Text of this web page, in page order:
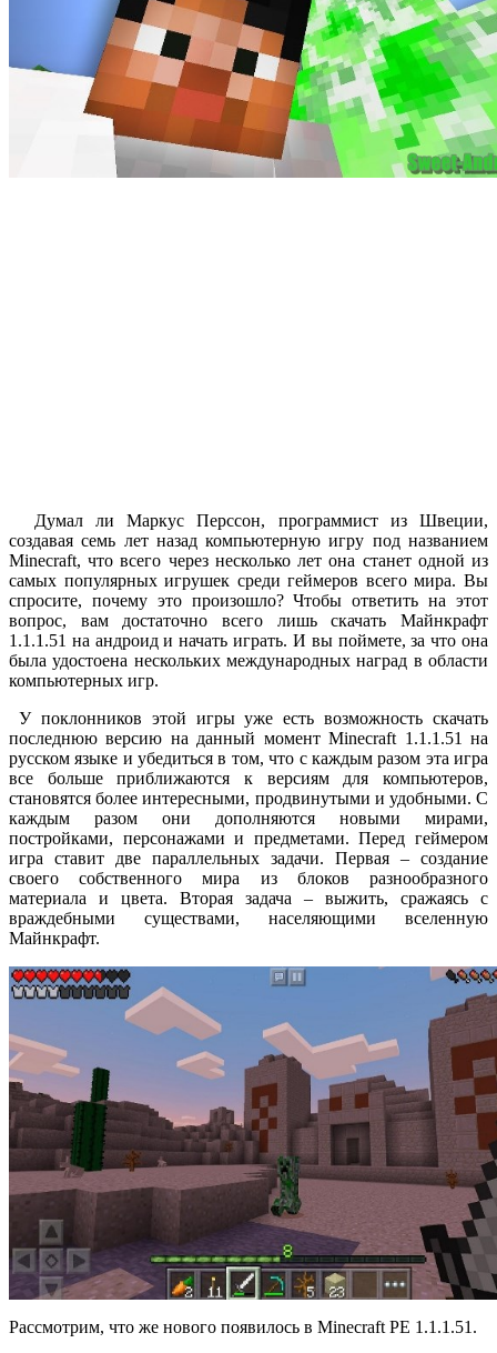
Думал ли Маркус Перссон, программист из Швеции,
создавая семь лет назад компьютерную игру под названием
Minecraft, что всего через несколько лет она станет одной из
самых популярных игрушек среди геймеров всего мира. Вы
спросите, почему это произошло? Чтобы ответить на этот
вопрос, вам достаточно всего лишь скачать Майнкрафт
1.1.1.51 на андроид и начать играть. И вы поймете, за что она
была удостоена нескольких международных наград в области
компьютерных игр.
У поклонников этой игры уже есть возможность скачать
последнюю версию на данный момент Minecraft 1.1.1.51 на
русском языке и убедиться в том, что с каждым разом эта игра
все больше приближаются к версиям для компьютеров,
становятся более интересными, продвинутыми и удобными. С
каждым разом они дополняются новыми мирами,
постройками, персонажами и предметами. Перед геймером
игра ставит две параллельных задачи. Первая – создание
своего собственного мира из блоков разнообразного
материала и цвета. Вторая задача – выжить, сражаясь с
враждебными существами, населяющими вселенную
Майнкрафт.
Рассмотрим, что же нового появилось в Minecraft РЕ 1.1.1.51.